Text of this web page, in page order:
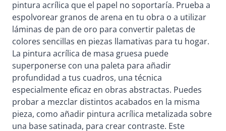
pintura acrílica que el papel no soportaría. Prueba a
espolvorear granos de arena en tu obra o a utilizar
láminas de pan de oro para convertir paletas de
colores sencillas en piezas llamativas para tu hogar.
La pintura acrílica de masa gruesa puede
superponerse con una paleta para añadir
profundidad a tus cuadros, una técnica
especialmente eficaz en obras abstractas. Puedes
probar a mezclar distintos acabados en la misma
pieza, como añadir pintura acrílica metalizada sobre
una base satinada, para crear contraste. Este